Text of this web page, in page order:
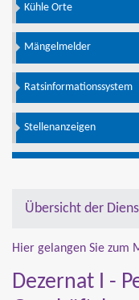
Kühle Orte
Mängelmelder
Ratsinformationssystem
Stellenanzeigen
Übersicht der
Hier gelangen Sie zum
Dezernat I -